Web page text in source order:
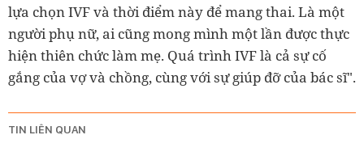
lựa chọn IVF và thời điểm này để mang thai. Là một
người phụ nữ, ai cũng mong mình một lần được thực
hiện thiên chức làm mẹ. Quá trình IVF là cả sự cố
gắng của vợ và chồng, cùng với sự giúp đỡ của bác sĩ".
TIN LIÊN QUAN